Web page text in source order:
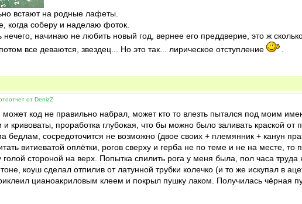
встают на родные лафеты.
когда соберу и наделаю фоток.
нечего, начинаю не любить новый год, вернее его преддверие, это ж
все деваются, звездец... Но это так... лирическое отступление
от DenizZ
код не правильно набрал, может кто то влезть пытался под моим
проработка глубокая, что бы можно было заливать краской от
бедлам, сосредоточится не возможно (двое своих + племянник + канун
витиеватой оплётки, рогов сверху и герба не по теме и не на месте,
голой стороной на верх. Попытка спилить рога у меня была, пол часа
коуш сделал отпилив от латунной трубки колечко (и то же искупал в
цианоакриловым клеем и покрыл пушку лаком. Получилась чёрная